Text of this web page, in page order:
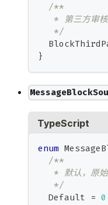
/**
* 第三方审核
   */
}
TypeScript
enum
/**
* 默认，原
   */
  Default
= 0